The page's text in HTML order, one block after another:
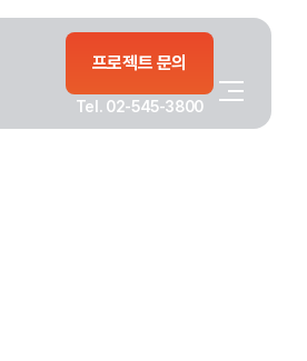
프로젝트 문의
Tel. 02-545-3800